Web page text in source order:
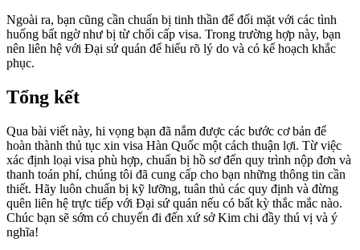
Ngoài ra, bạn cũng cần chuẩn bị tinh thần để đối mặt với các tình
huống bất ngờ như bị từ chối cấp visa. Trong trường hợp này, bạn
nên liên hệ với Đại sứ quán để hiểu rõ lý do và có kế hoạch khắc
phục.
Tổng kết
Qua bài viết này, hi vọng bạn đã nắm được các bước cơ bản để
hoàn thành thủ tục xin visa Hàn Quốc một cách thuận lợi. Từ việc
xác định loại visa phù hợp, chuẩn bị hồ sơ đến quy trình nộp đơn và
thanh toán phí, chúng tôi đã cung cấp cho bạn những thông tin cần
thiết. Hãy luôn chuẩn bị kỹ lưỡng, tuân thủ các quy định và đừng
quên liên hệ trực tiếp với Đại sứ quán nếu có bất kỳ thắc mắc nào.
Chúc bạn sẽ sớm có chuyến đi đến xứ sở Kim chi đầy thú vị và ý
nghĩa!